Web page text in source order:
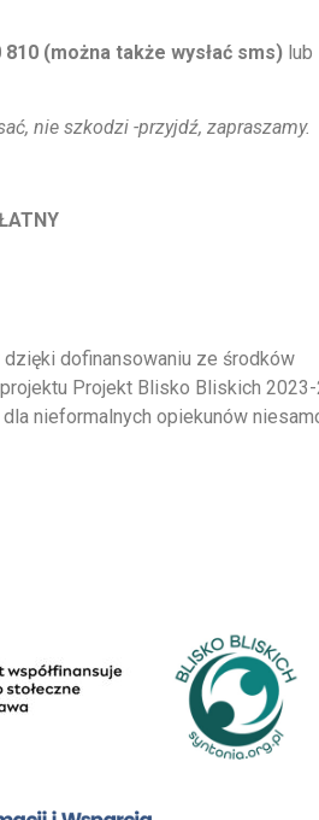
810 (można także wysłać sms) lub
nie szkodzi -przyjdź, zapraszamy.
dzięki dofinansowaniu ze środków
Projekt Blisko Bliskich
dla nieformalnych opiekunów